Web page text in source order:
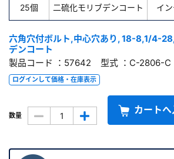
25個 二硫化モリブデンコート イ
六角穴付ボルト,中心穴あり, 18-8,1/4-
デンコート
製品コード ：57642 型式 ：C-2806-C
ログインして価格・在庫表示
数量 カートへ